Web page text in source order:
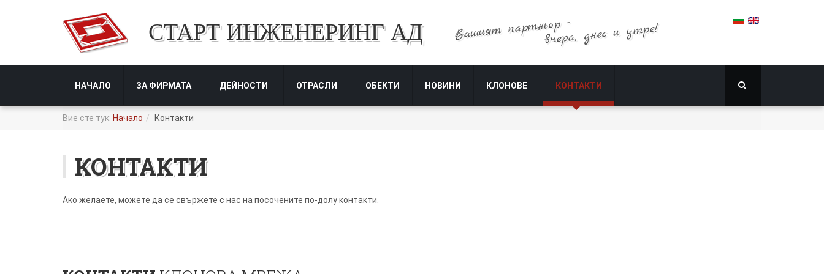
СТАРТ ИНЖЕНЕРИНГ АД Вашият партньор -вчера, днес и утре!
НАЧАЛО ЗА ФИРМАТА ДЕЙНОСТИ ОТРАСЛИ ОБЕКТИ НОВИНИ КЛОНОВЕ КОНТАКТИ
Вие сте тук: Начало Контакти
КОНТАКТИ
Ако желаете, можете да се свържете с нас на посочените по-долу контакти.